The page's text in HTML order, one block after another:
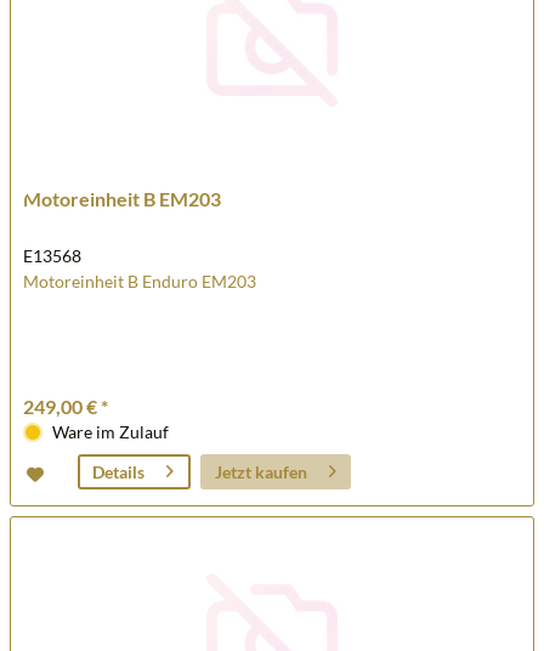
Motoreinheit B EM203
E13568
Motoreinheit B Enduro EM203
249,00 € *
Ware im Zulauf
Details
Jetzt kaufen